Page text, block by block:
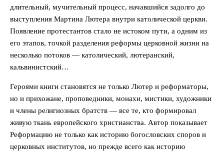
длительный, мучительный процесс, начавшийся задолго до
выступления Мартина Лютера внутри католической церкви.
Появление протестантов стало не истоком пути, а одним из
его этапов, точкой разделения реформы церковной жизни на
несколько потоков — католический, лютеранский,
кальвинистский…
Героями книги становятся не только Лютер и реформаторы,
но и прихожане, проповедники, монахи, мистики, художники
и члены религиозных братств — все те, кто формировал
живую ткань европейского христианства. Автор показывает
Реформацию не только как историю богословских споров и
церковных институтов, но прежде всего как историю